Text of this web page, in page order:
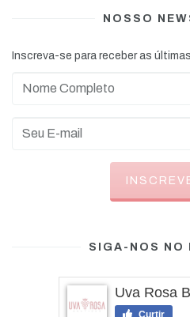
NOSSO
Inscreva-se para receber as
SIGA-NOS NO
Uva Rosa
Curtir